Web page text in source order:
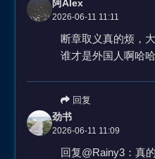
阿Alex
2026-06-11 11:11
断章取义真的烦，
谁才是外国人啊哈哈
回复
劲书
2026-06-11 11:09
回复@Rainy3：真